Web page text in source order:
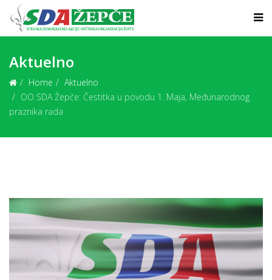
Aktuelno
Home
Aktuelno
OO SDA Žepče: Čestitka u povodu 1. Maja, Međunarodnog
praznika rada